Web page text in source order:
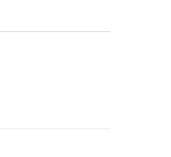
DH à 850,00 DH